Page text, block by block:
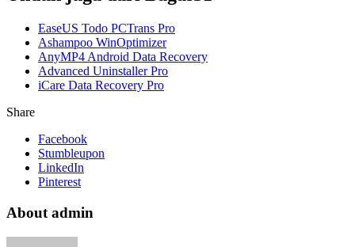
EaseUS Todo PCTrans Pro
Ashampoo WinOptimizer
AnyMP4 Android Data Recovery
Advanced Uninstaller Pro
iCare Data Recovery Pro
Share
Facebook
Stumbleupon
LinkedIn
Pinterest
About admin